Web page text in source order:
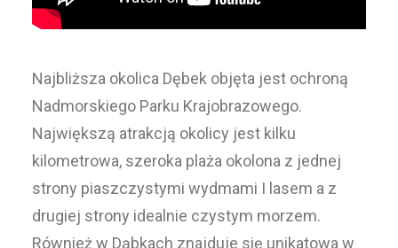
Najbliższa okolica Dębek objęta jest ochroną
Nadmorskiego Parku Krajobrazowego.
Największą atrakcją okolicy jest kilku
kilometrowa, szeroka plaża okolona z jednej
strony piaszczystymi wydmami I lasem a z
drugiej strony idealnie czystym morzem.
Również w Dąbkach znajduje się unikatowa w